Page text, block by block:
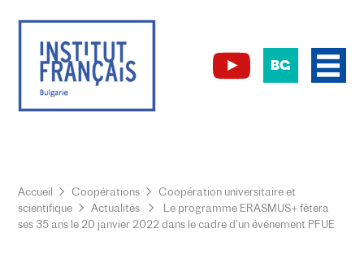
BG
Accueil Coopérations
Coopération universitaire et
scientifique
Actualités
Le programme ERASMUS+ fêtera
ses 35 ans le 20 janvier 2022 dans le cadre d’un événement PFUE